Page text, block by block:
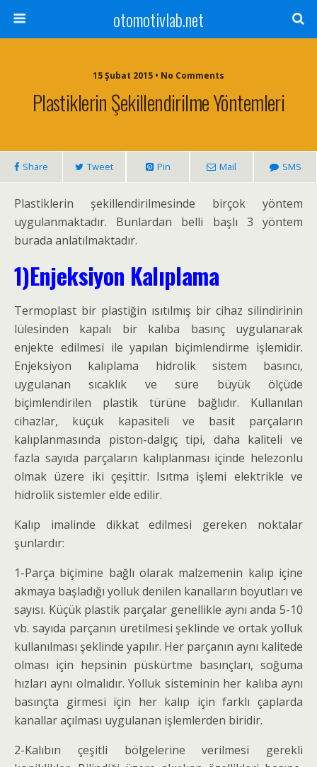
otomotivlab.net
15 Şubat 2015 • No Comments
Plastiklerin Şekillendirilme Yöntemleri
Share Tweet Pin Mail SMS
Plastiklerin şekillendirilmesinde birçok yöntem
uygulanmaktadır. Bunlardan belli başlı 3 yöntem
burada anlatılmaktadır.
1)Enjeksiyon Kalıplama
Termoplast bir plastiğin ısıtılmış bir cihaz silindirinin
lülesinden kapalı bir kalıba basınç uygulanarak
enjekte edilmesi ile yapılan biçimlendirme işlemidir.
Enjeksiyon kalıplama hidrolik sistem basıncı,
uygulanan sıcaklık ve süre büyük ölçüde
biçimlendirilen plastik türüne bağlıdır. Kullanılan
cihazlar, küçük kapasiteli ve basit parçaların
kalıplanmasında piston-dalgıç tipi, daha kaliteli ve
fazla sayıda parçaların kalıplanması içinde helezonlu
olmak üzere iki çeşittir. Isıtma işlemi elektrikle ve
hidrolik sistemler elde edilir.
Kalıp imalinde dikkat edilmesi gereken noktalar
şunlardır:
1-Parça biçimine bağlı olarak malzemenin kalıp içine
akmaya başladığı yolluk denilen kanalların boyutları ve
sayısı. Küçük plastik parçalar genellikle aynı anda 5-10
vb. sayıda parçanın üretilmesi şeklinde ve ortak yolluk
kullanılması şeklinde yapılır. Her parçanın aynı kalitede
olması için hepsinin püskürtme basınçları, soğuma
hızları aynı olmalıdır. Yolluk sisteminin her kalıba aynı
basınçta girmesi için her kalıp için farklı çaplarda
kanallar açılması uygulanan işlemlerden biridir.
2-Kalıbın çeşitli bölgelerine verilmesi gerekli